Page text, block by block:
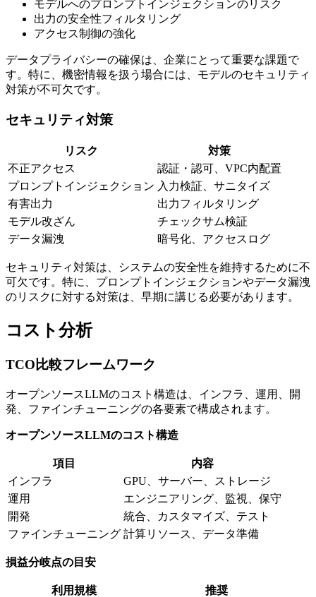
モデルへのプロンプトインジェクションのリスク
出力の安全性フィルタリング
アクセス制御の強化
データプライバシーの確保は、企業にとって重要な課題で
す。特に、機密情報を扱う場合には、モデルのセキュリティ
対策が不可欠です。
セキュリティ対策
リスク
対策
不正アクセス
認証・認可、VPC内配置
プロンプトインジェクション 入力検証、サニタイズ
有害出力
出力フィルタリング
モデル改ざん
チェックサム検証
データ漏洩
暗号化、アクセスログ
セキュリティ対策は、システムの安全性を維持するために不
可欠です。特に、プロンプトインジェクションやデータ漏洩
のリスクに対する対策は、早期に講じる必要があります。
コスト分析
TCO比較フレームワーク
オープンソースLLMのコスト構造は、インフラ、運用、開
発、ファインチューニングの各要素で構成されます。
オープンソースLLMのコスト構造
項目
内容
インフラ
GPU、サーバー、ストレージ
運用
エンジニアリング、監視、保守
開発
統合、カスタマイズ、テスト
ファインチューニング 計算リソース、データ準備
損益分岐点の目安
利用規模
推奨